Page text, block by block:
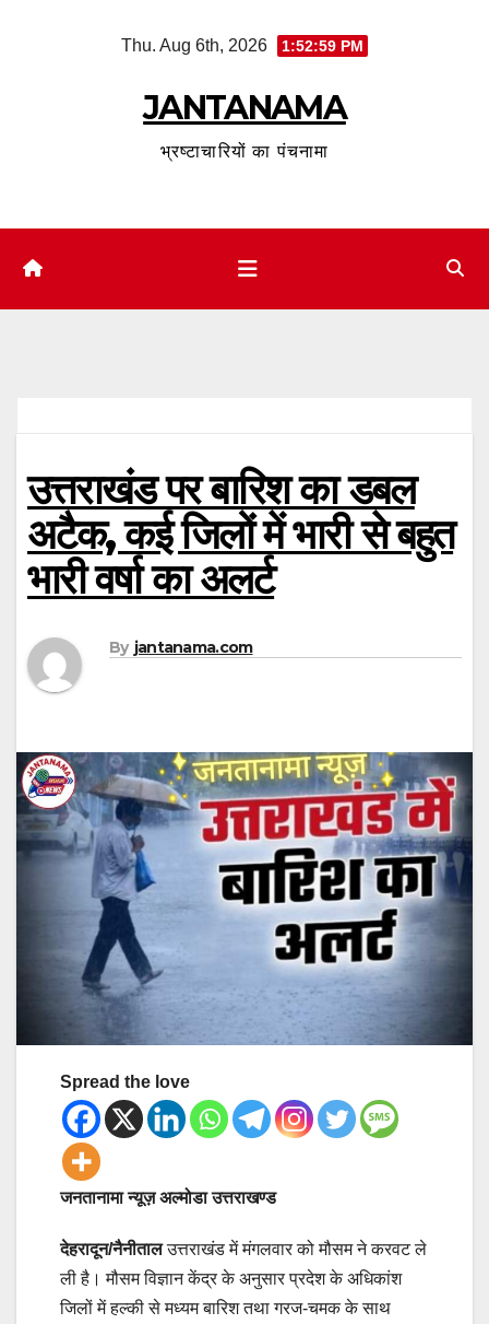
Thu. Aug 6th, 2026 1:53:00 PM
JANTANAMA
भ्रष्टाचारियों का पंचनामा
उत्तराखंड पर बारिश का डबल
अटैक, कई जिलों में भारी से बहुत
भारी वर्षा का अलर्ट
By jantanama.com
Spread the love
जनतानामा न्यूज़ अल्मोडा उत्तराखण्ड
देहरादून/नैनीतालउत्तराखंड में मंगलवार को मौसम ने करवट ले
ली है। मौसम विज्ञान केंद्र के अनुसार प्रदेश के अधिकांश
जिलों में हल्की से मध्यम बारिश तथा गरज-चमक के साथ